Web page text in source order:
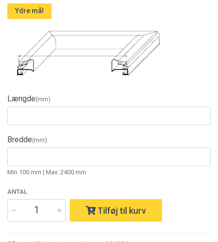
Ydre mål
Længde(mm)
Bredde(mm)
Min 100 mm | Max: 2400 mm
ANTAL
Tilføj til kurv